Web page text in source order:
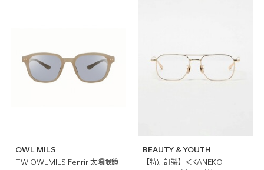
OWL MILS
TW OWLMILS Fenrir 太陽眼鏡
BEAUTY & YOUTH
【特別訂製】＜KANEKO